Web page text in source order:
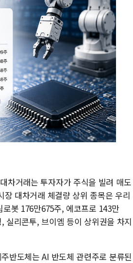
차거래는 투자자가 주식을 빌려 매도
대차거래 체결량 상위 종목은 우리
봇 176만675주, 에코프로 143만
실리콘투, 브이엠 등이 상위권을 차지
반도체는 AI 반도체 관련주로 분류된